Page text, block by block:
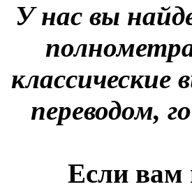
У нас вы
переводом,
Если вам